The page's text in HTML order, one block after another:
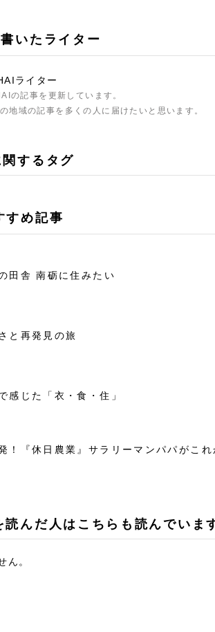
いたライター
ライター
の記事を更新しています。
地域の記事を多くの人に届けたいと思います。
するタグ
すめ記事
田舎 南砺に住みたい
と再発見の旅
感じた「衣・食・住」
！『休日農業』サラリーマンパパがこ
読んだ人はこちらも読んでいま
ん。